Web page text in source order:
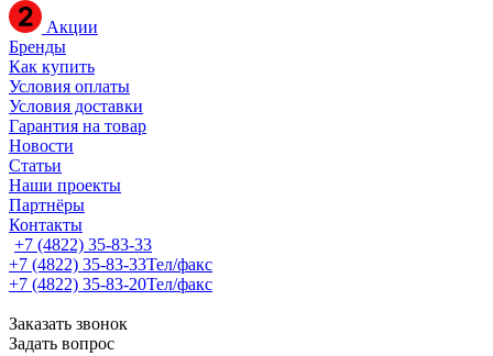
Акции
Бренды
Как купить
Условия оплаты
Условия доставки
Гарантия на товар
Новости
Статьи
Наши проекты
Партнёры
Контакты
+7 (4822) 35-83-33
+7 (4822) 35-83-33Тел/факс
+7 (4822) 35-83-20Тел/факс
Заказать звонок
Задать вопрос